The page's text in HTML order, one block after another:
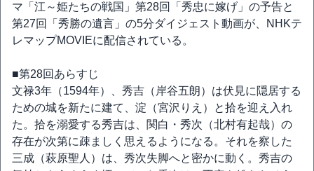
マ「江～姫たちの戦国」第28回「秀忠に嫁げ」の予告と
第27回「秀勝の遺言」の5分ダイジェスト動画が、NHKテ
レマップMOVIEに配信されている。
■第28回あらすじ
文禄3年（1594年）、秀吉（岸谷五朗）は伏見に隠居する
ための城を新たに建て、淀（宮沢りえ）と拾を迎え入れ
た。拾を溺愛する秀吉は、関白・秀次（北村有起哉）の
存在が次第に疎ましく思えるようになる。それを察した
三成（萩原聖人）は、秀次失脚へと密かに動く。秀吉の